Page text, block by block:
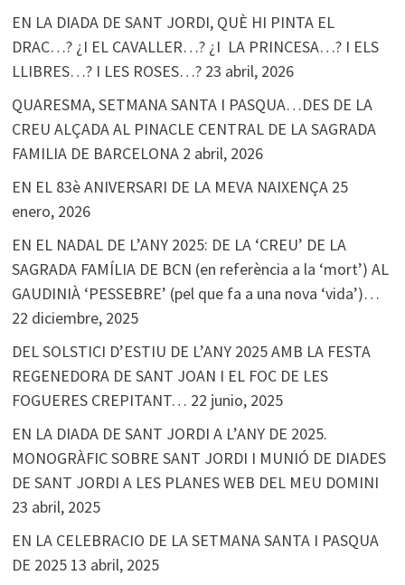
EN LA DIADA DE SANT JORDI, QUÈ HI PINTA EL
DRAC…? ¿I EL CAVALLER…? ¿I LA PRINCESA…? I ELS
LLIBRES…? I LES ROSES…? 23 abril, 2026
QUARESMA, SETMANA SANTA I PASQUA…DES DE LA
CREU ALÇADA AL PINACLE CENTRAL DE LA SAGRADA
FAMILIA DE BARCELONA 2 abril, 2026
EN EL 83è ANIVERSARI DE LA MEVA NAIXENÇA 25
enero, 2026
EN EL NADAL DE L’ANY 2025: DE LA ‘CREU’ DE LA
SAGRADA FAMÍLIA DE BCN (en referència a la ‘mort’) AL
GAUDINIÀ ‘PESSEBRE’ (pel que fa a una nova ‘vida’)…
22 diciembre, 2025
DEL SOLSTICI D’ESTIU DE L’ANY 2025 AMB LA FESTA
REGENEDORA DE SANT JOAN I EL FOC DE LES
FOGUERES CREPITANT… 22 junio, 2025
EN LA DIADA DE SANT JORDI A L’ANY DE 2025.
MONOGRÀFIC SOBRE SANT JORDI I MUNIÓ DE DIADES
DE SANT JORDI A LES PLANES WEB DEL MEU DOMINI
23 abril, 2025
EN LA CELEBRACIO DE LA SETMANA SANTA I PASQUA
DE 2025 13 abril, 2025